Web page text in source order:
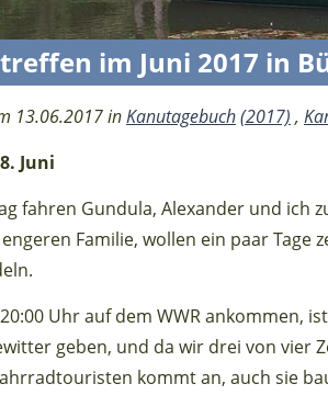
im Juni 2017 in
13.06.2017 inKanutagebuch(2017) ,
Juni
fahren Gundula, Alexander und ich
Familie, wollen ein paar
Uhr auf dem WWR ankommen,
geben, und da wir drei von vier
kommt an, auch sie